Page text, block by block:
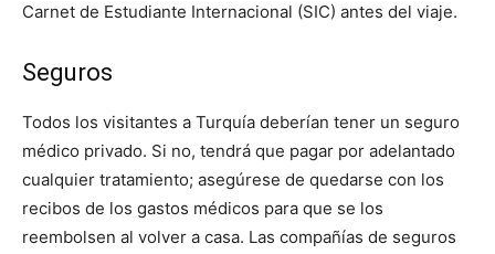
Carnet de Estudiante Internacional (SIC) antes del viaje.
Seguros
Todos los visitantes a Turquía deberían tener un seguro
médico privado. Si no, tendrá que pagar por adelantado
cualquier tratamiento; asegúrese de quedarse con los
recibos de los gastos médicos para que se los
reembolsen al volver a casa. Las compañías de seguros